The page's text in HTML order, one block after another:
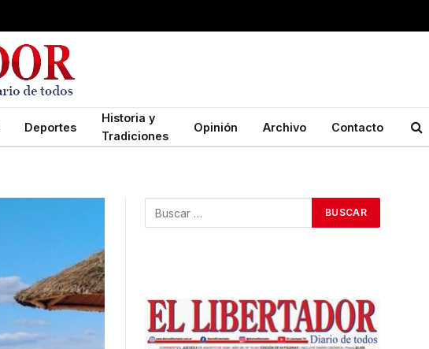
Deportes
Historia y
Tradiciones
Opinión Archivo Contacto